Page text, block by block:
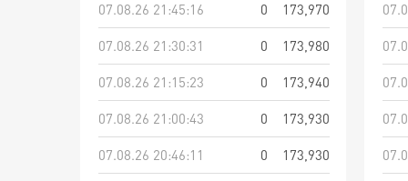
07.08.26 21:45:16
0
173,970
07.08.26 21:30:31
0
173,980
07.08.26 21:15:23
0
173,940
07.08.26 21:00:43
0
173,930
07.08.26 20:46:11
0
173,930